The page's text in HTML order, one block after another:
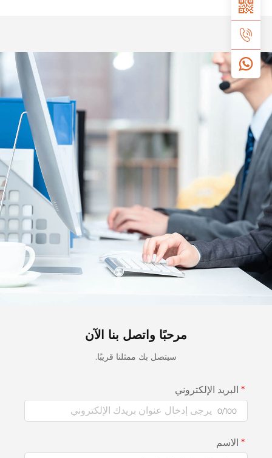
مرحبًا واتصل بنا الآن
سيتصل بك ممثلنا قريبًا.
البريد الإلكتروني
0/100
الاسم